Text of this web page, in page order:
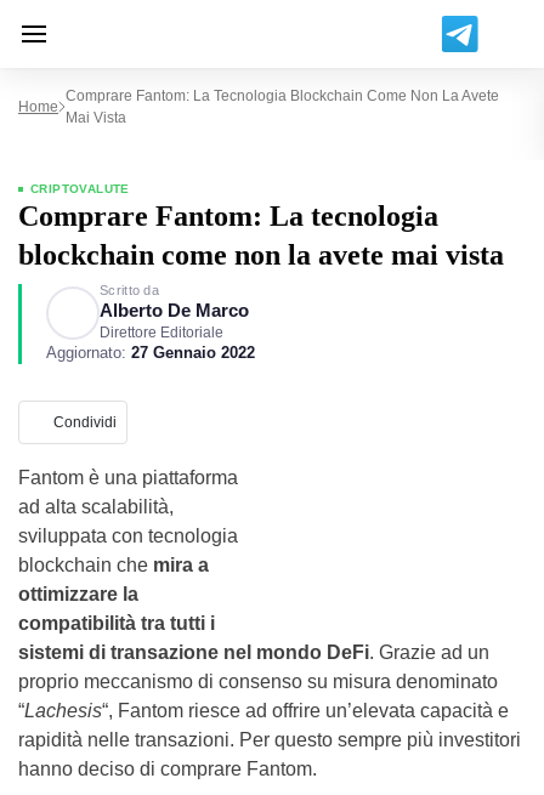
Home
Comprare Fantom: La Tecnologia Blockchain Come Non La Avete
Mai Vista
CRIPTOVALUTE
Comprare Fantom: La tecnologia
blockchain come non la avete mai vista
Scritto da
Alberto De Marco
Direttore Editoriale
Aggiornato: 27 Gennaio 2022
Condividi
Fantom è una piattaforma
ad alta scalabilità,
sviluppata con tecnologia
blockchain che mira a
ottimizzare la
compatibilità tra tutti i
sistemi di transazione nel mondo DeFi. Grazie ad un
proprio meccanismo di consenso su misura denominato
“Lachesis“, Fantom riesce ad offrire un’elevata capacità e
rapidità nelle transazioni. Per questo sempre più investitori
hanno deciso di comprare Fantom.